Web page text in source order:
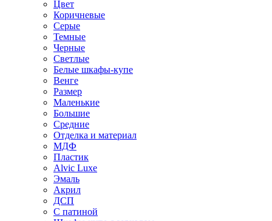
Цвет
Коричневые
Серые
Темные
Черные
Светлые
Белые шкафы-купе
Венге
Размер
Маленькие
Большие
Средние
Отделка и материал
МДФ
Пластик
Alvic Luxe
Эмаль
Акрил
ДСП
С патиной